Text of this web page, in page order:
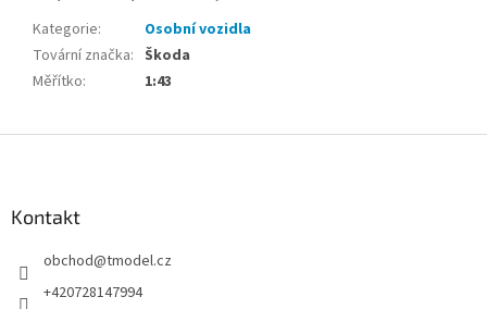
Kategorie:
Osobní vozidla
Tovární značka: Škoda
Měřítko: 1:43
Kontakt
obchod@tmodel.cz
+420728147994